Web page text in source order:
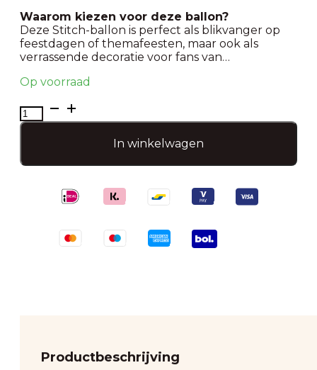
Waarom kiezen voor deze ballon?
Deze Stitch-ballon is perfect als blikvanger op
feestdagen of themafeesten, maar ook als
verrassende decoratie voor fans van…
Op voorraad
Staande
Folieballon
In winkelwagen
Productbeschrijving